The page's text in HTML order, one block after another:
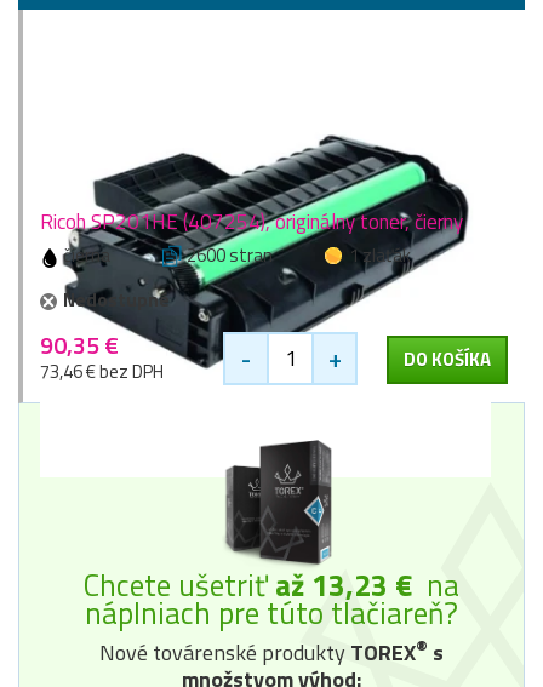
Ricoh SP201HE (407254), originálny toner, čierny
čierna 2600 stran
1 zlaťák
Nedostupné
90,35 €
73,46 € bez DPH - + DO KOŠÍKA
Chcete ušetriťaž 13,23 € na
náplniach pre túto tlačiareň?
Nové továrenské produktyTOREX® s
množstvom výhod: